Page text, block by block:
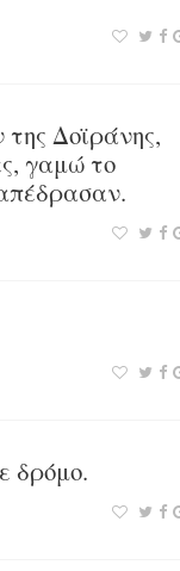
Δοϊράνης,
γαμώ το
δρόμο.